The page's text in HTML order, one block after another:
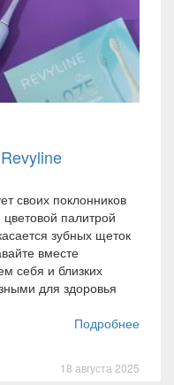
своих поклонников
палитрой
зубных щеток
вместе
себя и близких
для здоровья
Подробнее
18 августа 2025